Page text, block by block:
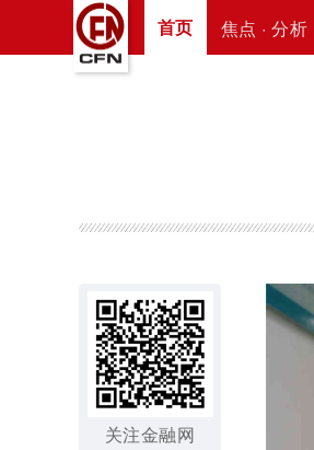
首页 焦点 · 分析
关注金融网